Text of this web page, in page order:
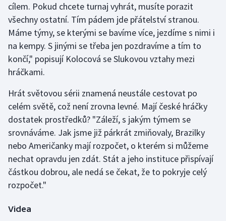
Olympijské hry
Parasport
Plavání
Ragby
Rychlobruslení
Rychlostní kanoistika
Short track
Sportovní střelba
cílem. Pokud chcete turnaj vyhrát, musíte porazit
všechny ostatní. Tím pádem jde přátelství stranou.
Máme týmy, se kterými se bavíme více, jezdíme s nimi i
na kempy. S jinými se třeba jen pozdravíme a tím to
končí," popisují Kolocová se Slukovou vztahy mezi
hráčkami.
Hrát světovou sérii znamená neustále cestovat po
celém světě, což není zrovna levné. Mají české hráčky
dostatek prostředků? "Záleží, s jakým týmem se
srovnáváme. Jak jsme již párkrát zmiňovaly, Brazilky
nebo Američanky mají rozpočet, o kterém si můžeme
nechat opravdu jen zdát. Stát a jeho instituce přispívají
částkou dobrou, ale nedá se čekat, že to pokryje celý
rozpočet."
Videa